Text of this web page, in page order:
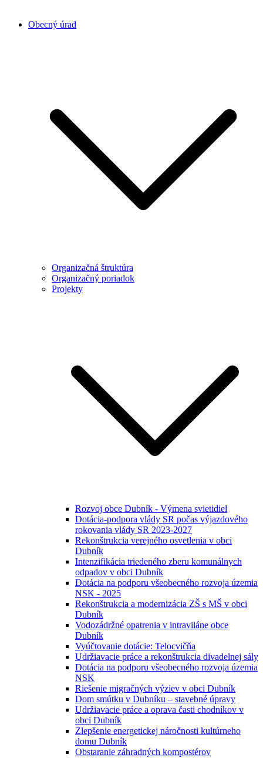
Obecný úrad
Organizačná štruktúra
Organizačný poriadok
Projekty
Rozvoj obce Dubník - Výmena svietidiel
Dotácia-podpora vlády SR počas výjazdového
rokovania vlády SR 2023-2027
Rekonštrukcia verejného osvetlenia v obci
Dubník
Intenzifikácia triedeného zberu komunálnych
odpadov v obci Dubník
Dotácia na podporu všeobecného rozvoja územia
NSK - 2025
Rekonštrukcia a modernizácia ZŠ s MŠ v obci
Dubník
Vodozádržné opatrenia v intraviláne obce
Dubník
Vyúčtovanie dotácie: Telocvičňa
Udržiavacie práce a rekonštrukcia divadelnej sály
Dotácia na podporu všeobecného rozvoja územia
NSK
Riešenie migračných výziev v obci Dubník
Dom smútku v Dubníku – stavebné úpravy
Udržiavacie práce a oprava časti chodníkov v
obci Dubník
Zlepšenie energetickej náročnosti kultúrneho
domu Dubník
Obstaranie záhradných kompostérov